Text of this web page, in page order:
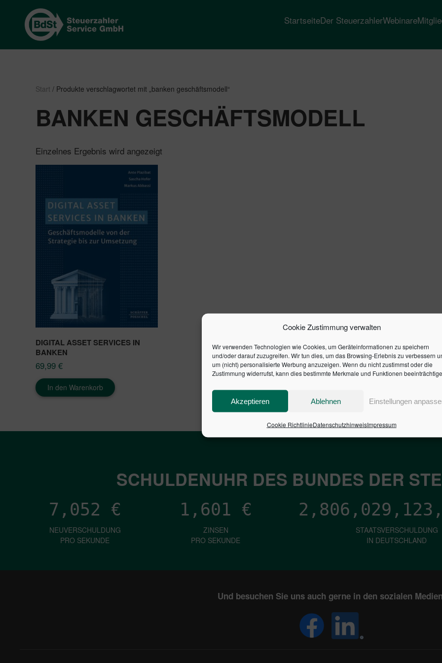
Cookie Zustimmung verwalten
Wir verwenden Technologien wie Cookies, um Geräteinformationen zu speichern
und/oder darauf zuzugreifen. Wir tun dies, um das Browsing-Erlebnis zu verbessern
um (nicht) personalisierte Werbung anzuzeigen. Wenn du nicht zustimmst oder die
Zustimmung widerrufst, kann dies bestimmte Merkmale und Funktionen
Akzeptieren Ablehnen Einstellungen
Cookie RichtlinieDatenschutzhinweisImpressum
StartseiteDer SteuerzahlerWebinare
Start / Produkte verschlagwortet mit „banken geschäftsmodell“
BANKEN GESCHÄFTSMODELL
Einzelnes Ergebnis wird angezeigt
DIGITAL ASSET SERVICES IN
BANKEN
69,99 €
In den Warenkorb
SCHULDENUHR DES BUNDES DER
7,052 €
NEUVERSCHULDUNG
PRO SEKUNDE
1,601 €
ZINSEN
PRO SEKUNDE
STAATSVERSCHULDUNG
IN DEUTSCHLAND
Und besuchen Sie uns auch gerne in den sozialen